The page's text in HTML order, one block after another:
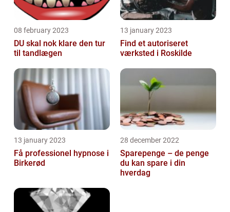
08 february 2023
DU skal nok klare den tur
til tandlægen
13 january 2023
Find et autoriseret
værksted i Roskilde
13 january 2023
Få professionel hypnose i
Birkerød
28 december 2022
Sparepenge – de penge
du kan spare i din
hverdag